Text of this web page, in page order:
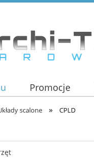
Promocje
scalone » CPLD